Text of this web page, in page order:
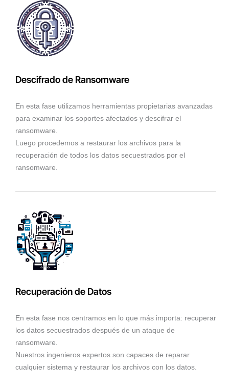
Descifrado de Ransomware
En esta fase utilizamos herramientas propietarias avanzadas
para examinar los soportes afectados y descifrar el
ransomware.
Luego procedemos a restaurar los archivos para la
recuperación de todos los datos secuestrados por el
ransomware.
Recuperación de Datos
En esta fase nos centramos en lo que más importa: recuperar
los datos secuestrados después de un ataque de
ransomware.
Nuestros ingenieros expertos son capaces de reparar
cualquier sistema y restaurar los archivos con los datos.